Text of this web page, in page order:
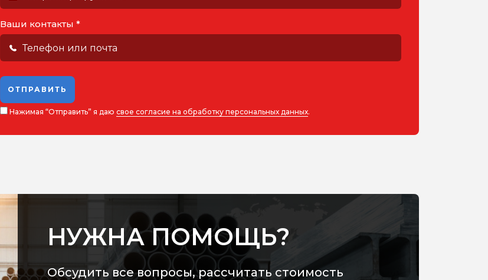
Ваши контакты *
ОТПРАВИТЬ
Нажимая “Отправить” я даю свое согласие на обработку персональных данных.
НУЖНА ПОМОЩЬ?
Обсудить все вопросы, рассчитать стоимость